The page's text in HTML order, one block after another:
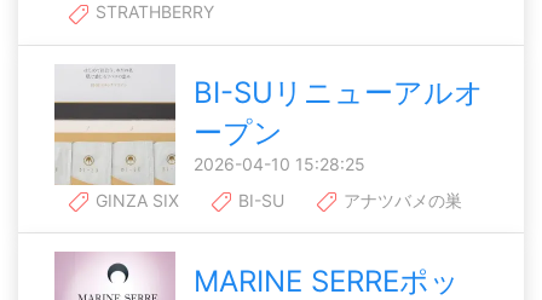
STRATHBERRY
BI-SUリニューアルオ
ープン
2026-04-10 15:28:25
GINZA SIX
BI-SU アナツバメの巣
MARINE SERREポッ